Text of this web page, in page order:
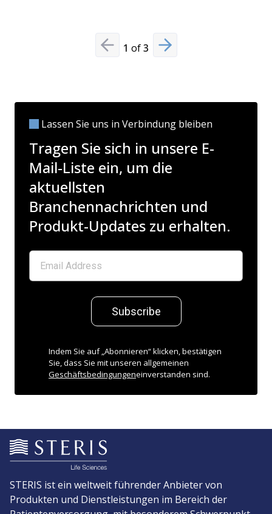
Previous slide
1 of3 Next slide
Lassen Sie uns in Verbindung bleiben
Tragen Sie sich in unsere E-
Mail-Liste ein, um die
aktuellsten
Branchennachrichten und
Produkt-Updates zu erhalten.
Subscribe
Indem Sie auf „Abonnieren“ klicken, bestätigen
Sie, dass Sie mit unseren allgemeinen
Geschäftsbedingungeneinverstanden sind.
STERIS ist ein weltweit führender Anbieter von
Produkten und Dienstleistungen im Bereich der